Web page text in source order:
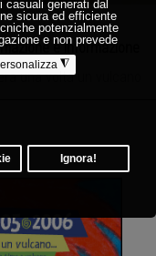
e informazione
una volta un vulcano